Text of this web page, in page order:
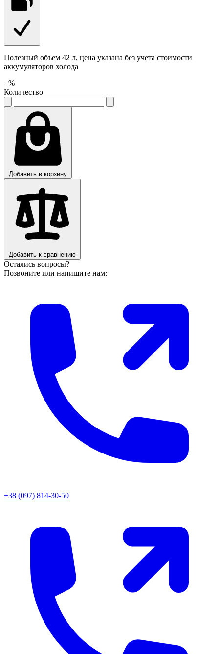
Полезный объем 42 л, цена указана без учета стоимости
аккумуляторов холода
−%
Количество
Добавить в корзину
Добавить к сравнению
Остались вопросы?
Позвоните или напишите нам:
+38 (097) 814-30-50